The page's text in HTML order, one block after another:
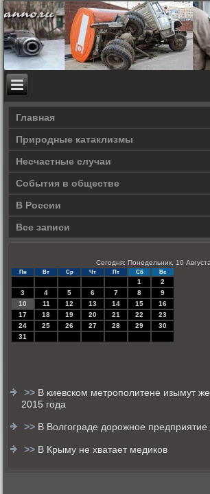
Главная
Природные катаклизмы
Несчастные случаи
События в обществе
В России
Все записи
Сегодня: Понедельник, 10 Августа
Пн Вт Ср Чт Пт Сб Вс
1
2
3
4 5 6 7 8
9
10
11 12 13 14 15
16
17
18 19 20 21 22
23
24
25 26 27 28 29
30
31
>> В киевском метрополитене изымут
2015 года
>> В Волгограде дорожное предприятие
>> В Крыму не хватает медиков